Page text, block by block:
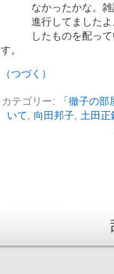
なかったかな。雑談
進行してましたよ。
したものを配ってい
す。
（つづく）
カテゴリー: 「徹子の
いて, 向田邦子, 土田正